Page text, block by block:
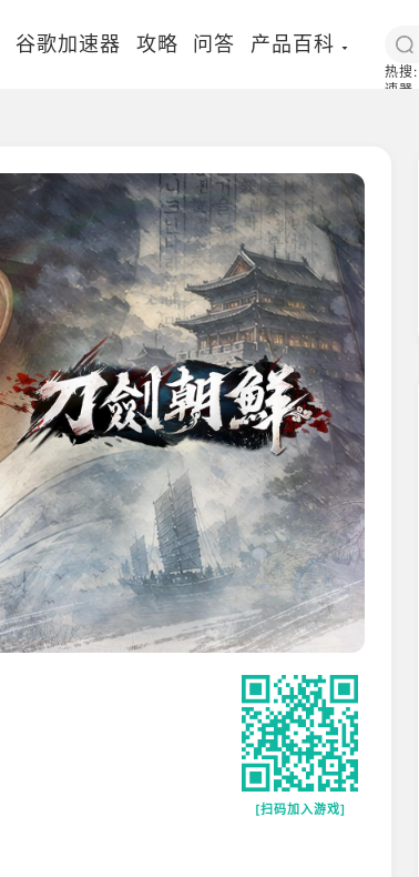
谷歌加速器 攻略 问答 产品百科
热搜:
速器
[扫码加入游戏]